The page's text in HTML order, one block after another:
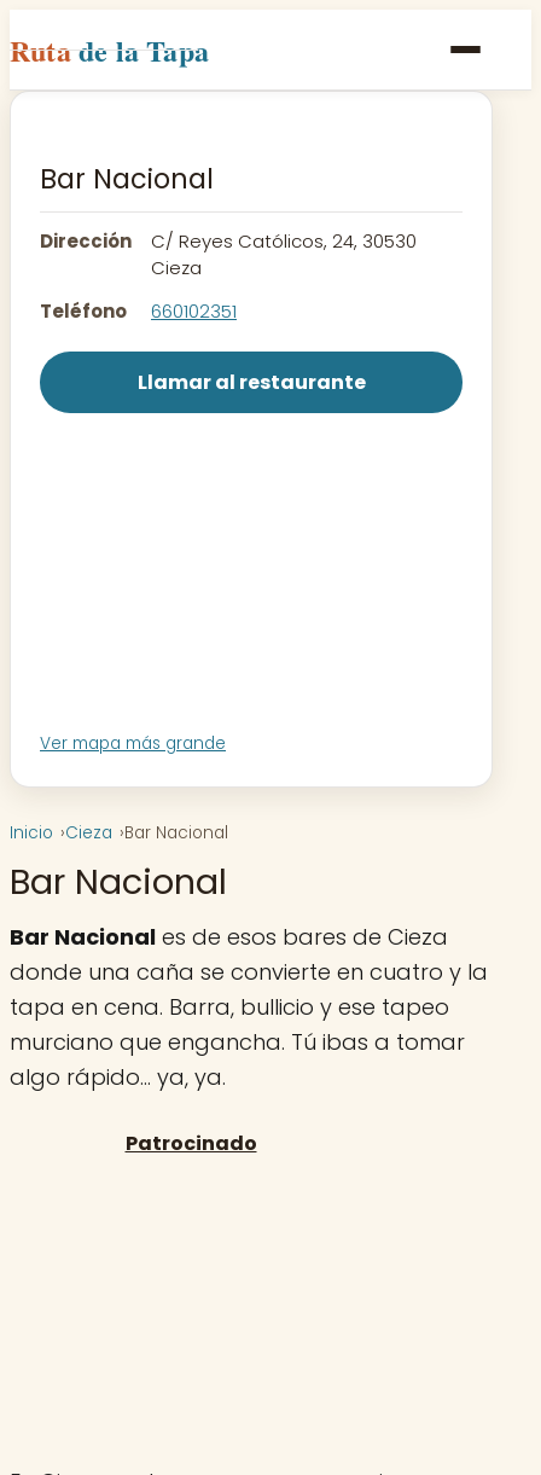
Rutade la Tapa
Inicio
Rutas
Contacto
Bar Nacional
Dirección
C/ Reyes Católicos, 24, 30530
Cieza
Teléfono
660102351
Llamar al restaurante
Ver mapa más grande
Inicio Cieza Bar Nacional
Bar Nacional
Bar Nacional es de esos bares de Cieza
donde una caña se convierte en cuatro y la
tapa en cena. Barra, bullicio y ese tapeo
murciano que engancha. Tú ibas a tomar
algo rápido… ya, ya.